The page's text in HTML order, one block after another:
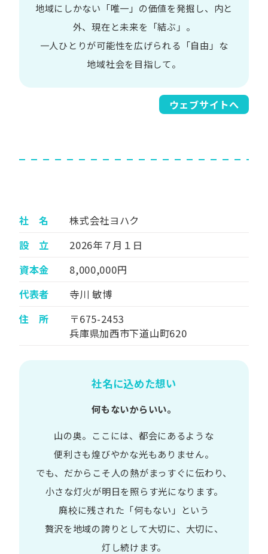
地域に​しかない​「唯一」の​価値を​発掘し、 内と​
外、​現在と​未来を​「結ぶ」。
一人​ひとりが​可能性を​広げられる 「自由」な​
地域社会を​目指して。​
ウェブサイトへ
社 名
株式会社ヨハク
設 立
2026年７月１日
資本金
8,000,000円
代表者
寺川 敏博
住 所
〒675-2453
兵庫県加西市下道山町620
社名に込めた想い
何もないからいい。
山の​奥。​ここには、​都会に​あるような​
便利さも煌びやかな​光も​ありません。​
でも、​だから​こそ 人の​熱が​まっすぐに​伝わり、
小さな​灯火が​明日を​照らす光に​なります。
廃校に​残された​「何も​ない」と​いう​
贅沢を地域の​誇りと​して大切に、​大切に、​
灯し続けます。​